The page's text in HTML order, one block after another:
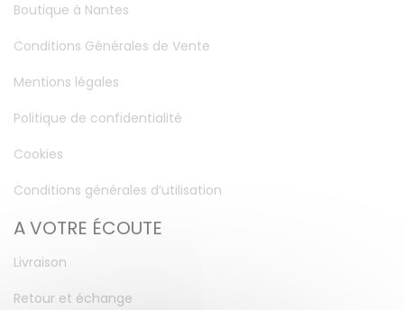
Boutique à Nantes
Conditions Générales de Vente
Mentions légales
Politique de confidentialité
Cookies
Conditions générales d’utilisation
A VOTRE ÉCOUTE
Livraison
Retour et échange